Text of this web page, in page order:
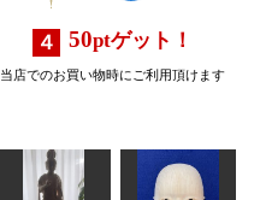
50ptゲット！
当店でのお買い物時にご利用頂けます